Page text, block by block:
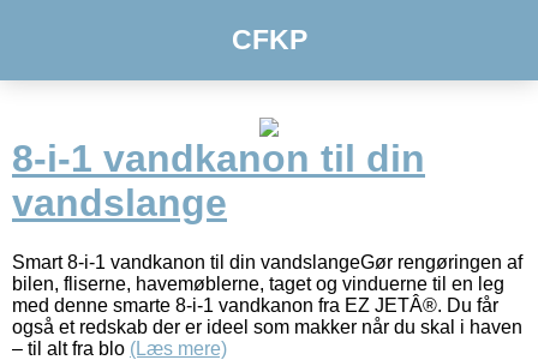
CFKP
8-i-1 vandkanon til din
vandslange
Smart 8-i-1 vandkanon til din vandslangeGør rengøringen af
bilen, fliserne, havemøblerne, taget og vinduerne til en leg
med denne smarte 8-i-1 vandkanon fra EZ JETÂ®. Du får
også et redskab der er ideel som makker når du skal i haven
– til alt fra blo (Læs mere)